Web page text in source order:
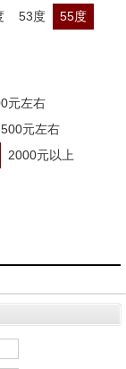
53度
55度
元左右
500元左右
2000元以上